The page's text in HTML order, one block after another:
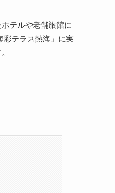
テルや老舗旅館に
彩テラス熱海」に実